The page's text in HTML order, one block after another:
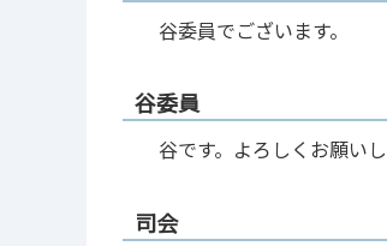
谷委員でございます。
谷委員
谷です。よろしくお願いし
司会